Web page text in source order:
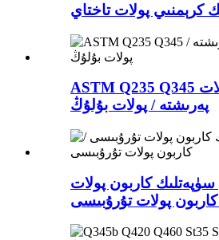
كرېمنىي پولات تاختاي
ASTM Q235 Q345 كاربون پولات
پەرىشتە / پولات بۇلۇڭ
كاربون پولات
پولات تۇرۇبىسى